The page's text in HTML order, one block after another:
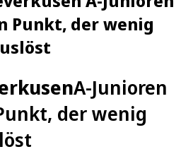
Punkt, der wenig
A-Junioren
der wenig